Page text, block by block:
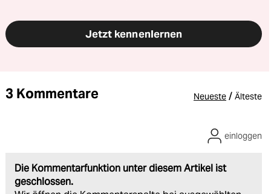
Jetzt kennenlernen
3 Kommentare Neueste / Älteste
Die Kommentarfunktion unter diesem Artikel ist
geschlossen.
einloggen